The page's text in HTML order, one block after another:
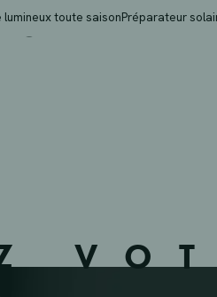
lumineux toute saisonPréparateur
–